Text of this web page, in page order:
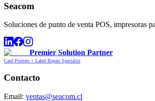
Seacom
Soluciones de punto de venta POS, impresoras
Premier Solution Partner
Card Printers + Label Repair Specialist
Contacto
Email: ventas@seacom.cl